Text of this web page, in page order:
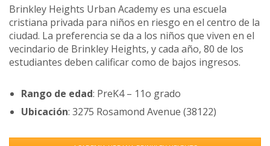
Brinkley Heights Urban Academy es una escuela
cristiana privada para niños en riesgo en el centro de la
ciudad. La preferencia se da a los niños que viven en el
vecindario de Brinkley Heights, y cada año, 80 de los
estudiantes deben calificar como de bajos ingresos.
Rango de edad: PreK4 – 11o grado
Ubicación: 3275 Rosamond Avenue (38122)